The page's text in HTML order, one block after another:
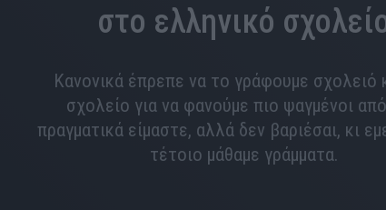
στο ελληνικό
Κανονικά έπρεπε να το γράφουμε σχολειό
σχολείο για να φανούμε πιο ψαγμένοι
πραγματικά είμαστε, αλλά δεν βαριέσαι, κι
τέτοιο μάθαμε γράμματα.